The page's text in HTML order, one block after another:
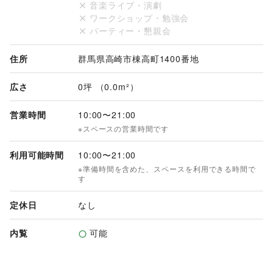
※3Fフードコートのみとなります。
【掲出料（２週間）】
300,000円（税別）
※全店合同セール・プロモーション展開時には使用できない場
合がございます。
音楽ライブ・演劇
ワークショップ・勉強会
パーティー・懇親会
住所 群馬県高崎市棟高町1400番地
広さ 0坪 （0.0m²）
営業時間 10:00〜21:00
※スペースの営業時間です
利用可能時間 10:00〜21:00
※準備時間を含めた、スペースを利用できる時間で
す
定休日 なし
内覧 可能